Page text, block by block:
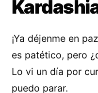
¡Ya déjenme en
es patético, pero
Lo vi un día por
puedo parar.